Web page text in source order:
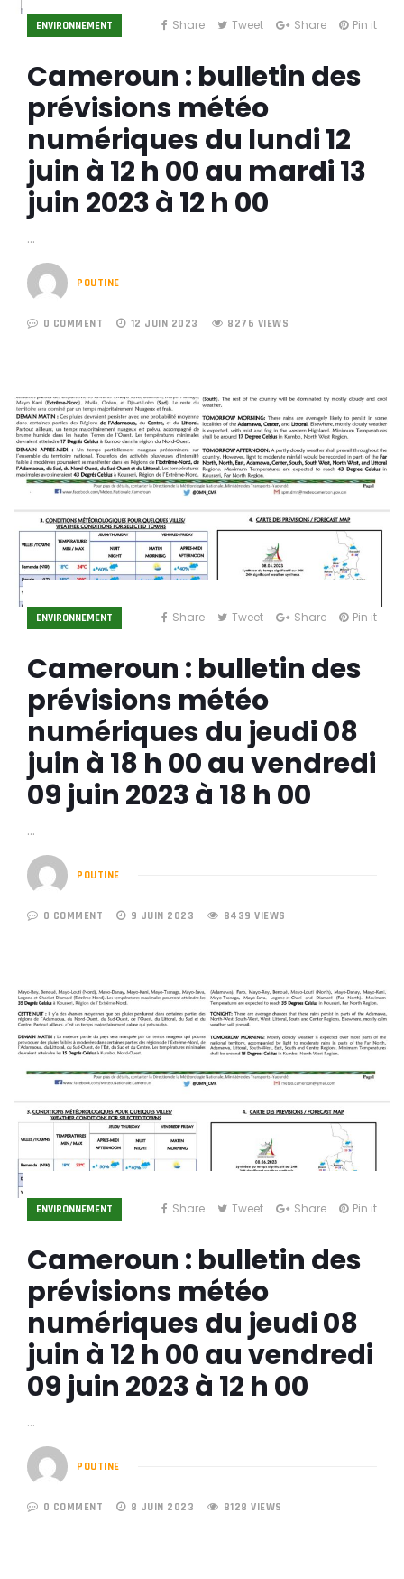
ENVIRONNEMENT Share Tweet Share Pin it
Cameroun : bulletin des
prévisions météo
numériques du lundi 12
juin à 12 h 00 au mardi 13
juin 2023 à 12 h 00
…
POUTINE
0 COMMENT 12 JUIN 2023 8276 VIEWS
ENVIRONNEMENT Share Tweet Share Pin it
Cameroun : bulletin des
prévisions météo
numériques du jeudi 08
juin à 18 h 00 au vendredi
09 juin 2023 à 18 h 00
…
POUTINE
0 COMMENT 9 JUIN 2023 8439 VIEWS
ENVIRONNEMENT Share Tweet Share Pin it
Cameroun : bulletin des
prévisions météo
numériques du jeudi 08
juin à 12 h 00 au vendredi
09 juin 2023 à 12 h 00
…
POUTINE
0 COMMENT 8 JUIN 2023 8128 VIEWS